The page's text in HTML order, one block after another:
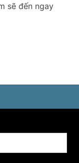
sẽ đến ngay